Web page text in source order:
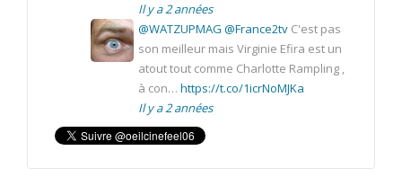
Il y a 2 années
@WATZUPMAG @France2tv C'est pas
son meilleur mais Virginie Efira est un
atout tout comme Charlotte Rampling ,
à con… https://t.co/1icrNoMJKa
Il y a 2 années